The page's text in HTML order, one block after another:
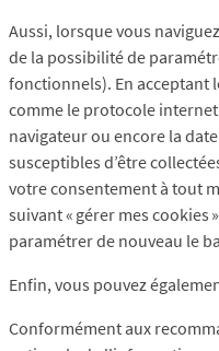
Aussi, lorsque vous
de la possibilité de
fonctionnels). En acceptant
comme le protocole
navigateur ou encore la
susceptibles d’être
votre consentement à tout
suivant « gérer mes cookies
paramétrer de nouveau le
Enfin, vous pouvez
Conformément aux